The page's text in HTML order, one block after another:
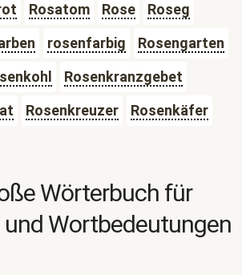
Rosatom Rose
Roseg
rosenfarbig
Rosengarten
Rosenkranzgebet
Rosenkreuzer
Rosenkäfer
Wörterbuch für
und Wortbedeutungen